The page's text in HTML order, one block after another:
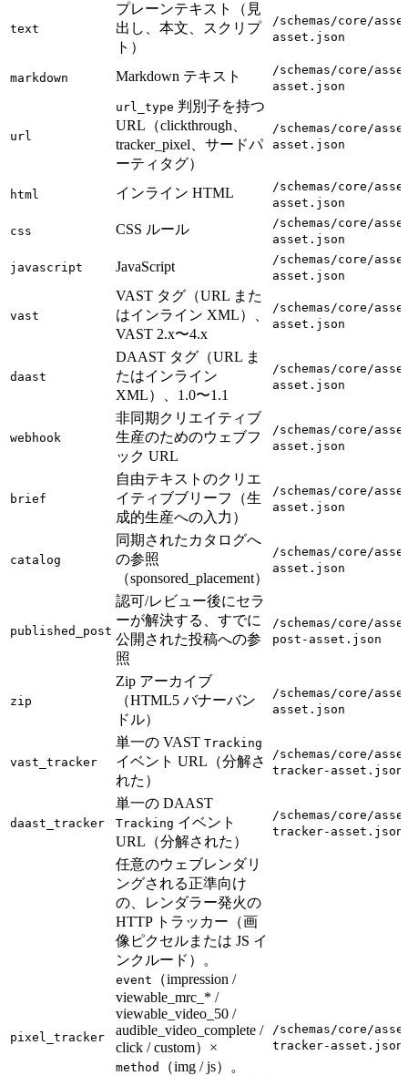
text
プレーンテキスト（見
出し、本文、スクリプ
ト）
/schemas/core/
asset.json
markdown Markdown テキスト
/schemas/core/
asset.json
url
url_type 判別子を持つ
URL（clickthrough、
tracker_pixel、サードパ
ーティタグ）
/schemas/core/
asset.json
html インライン HTML
/schemas/core/
asset.json
css CSS ルール
/schemas/core/
asset.json
javascript JavaScript
/schemas/core/
asset.json
vast
VAST タグ（URL また
はインライン XML）、
VAST 2.x〜4.x
/schemas/core/
asset.json
daast
DAAST タグ（URL ま
たはインライン
XML）、1.0〜1.1
/schemas/core/
asset.json
webhook
非同期クリエイティブ
生産のためのウェブフ
ック URL
/schemas/core/
asset.json
brief
自由テキストのクリエ
イティブブリーフ（生
成的生産への入力）
/schemas/core/
asset.json
catalog
同期されたカタログへ
の参照
（sponsored_placement）
/schemas/core/
asset.json
published_post
認可/レビュー後にセラ
ーが解決する、すでに
公開された投稿への参
照
/schemas/core/
post-asset.json
zip
Zip アーカイブ
（HTML5 バナーバン
ドル）
/schemas/core/
asset.json
vast_tracker
単一の VAST Tracking
イベント URL（分解さ
れた）
/schemas/core/
tracker-asset.json
daast_tracker
単一の DAAST
Tracking イベント
URL（分解された）
/schemas/core/
tracker-asset.json
pixel_tracker
任意のウェブレンダリ
ングされる正準向け
の、レンダラー発火の
HTTP トラッカー（画
像ピクセルまたは JS イ
ンクルード）。
event
（impression /
viewable_mrc_* /
viewable_video_50 /
audible_video_complete /
click / custom）×
method
（img / js）。
/schemas/core/
tracker-asset.json